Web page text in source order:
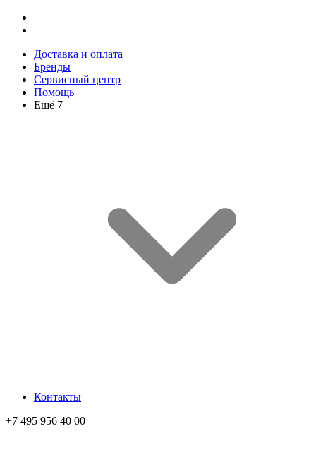
Доставка и оплата
Бренды
Сервисный центр
Помощь
Ещё 7
Контакты
+7 495 956 40 00